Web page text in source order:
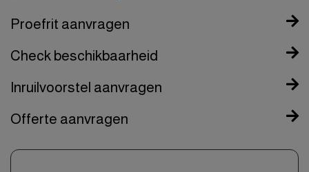
Proefrit aanvragen
Check beschikbaarheid
Inruilvoorstel aanvragen
Offerte aanvragen